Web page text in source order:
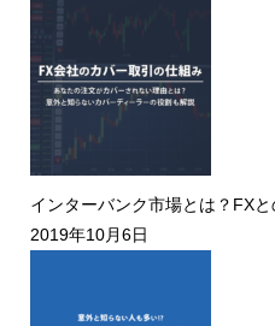
インターバンク市場とは？FX
2019年10月6日